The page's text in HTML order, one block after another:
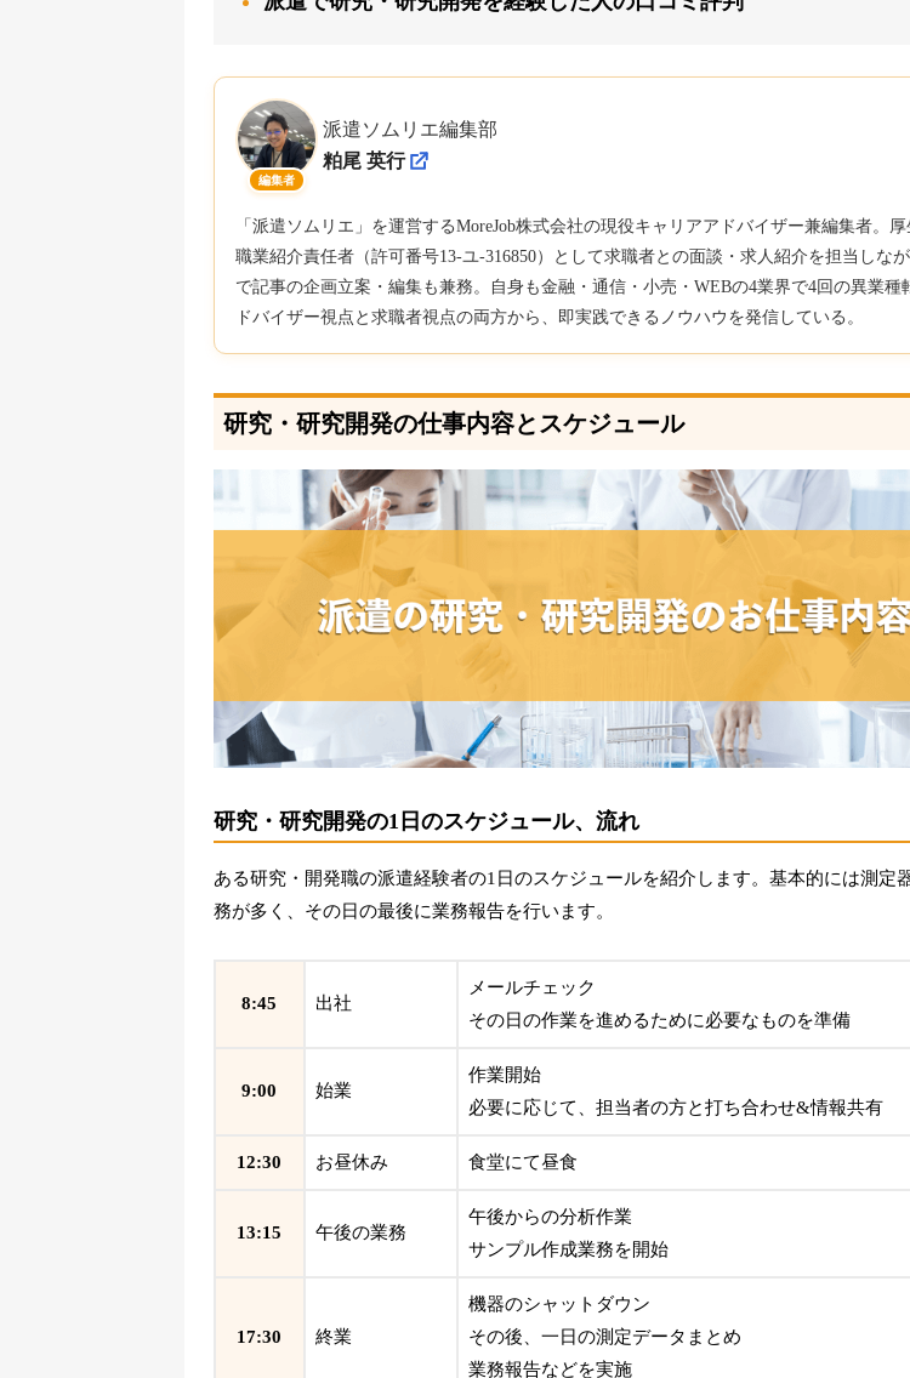
編集者
派遣ソムリエ編集部
粕尾 英行
「派遣ソムリエ」を運営するMoreJob株式会社の現役キャリアアドバイザー兼編集者。
職業紹介責任者（許可番号13-ユ-316850）として求職者との面談・求人紹介を担当しな
で記事の企画立案・編集も兼務。自身も金融・通信・小売・WEBの4業界で4回の異業種
ドバイザー視点と求職者視点の両方から、即実践できるノウハウを発信している。
研究・研究開発の仕事内容とスケジュール
研究・研究開発の1日のスケジュール、流れ
ある研究・開発職の派遣経験者の1日のスケジュールを紹介します。基本的には測定
務が多く、その日の最後に業務報告を行います。
8:45 出社
メールチェック
その日の作業を進めるために必要なものを準備
9:00 始業
作業開始
必要に応じて、担当者の方と打ち合わせ&情報共有
12:30 お昼休み 食堂にて昼食
13:15 午後の業務
午後からの分析作業
サンプル作成業務を開始
17:30 終業
機器のシャットダウン
その後、一日の測定データまとめ
業務報告などを実施